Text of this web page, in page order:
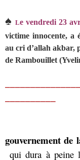
♠Le vendredi 23
victime innocente,a
au cri d’allah akbar,
de Rambouillet
gouvernement de
qui dura à peine